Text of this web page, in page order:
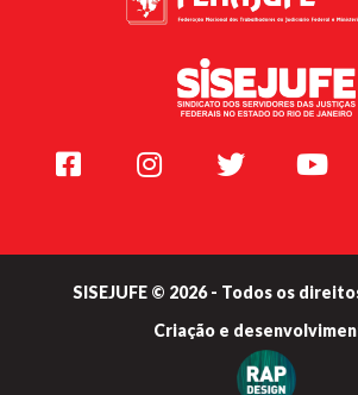
Facebook Instagram Twitter
SISEJUFE © 2026 - Todos os
Criação e